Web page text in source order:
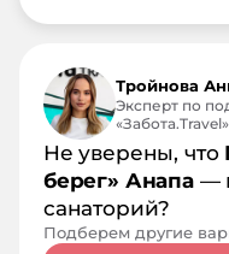
Тройнова
Эксперт по
«Забота.Travel»
Не уверены, что
берег» Анапа—
санаторий?
Подберем другие